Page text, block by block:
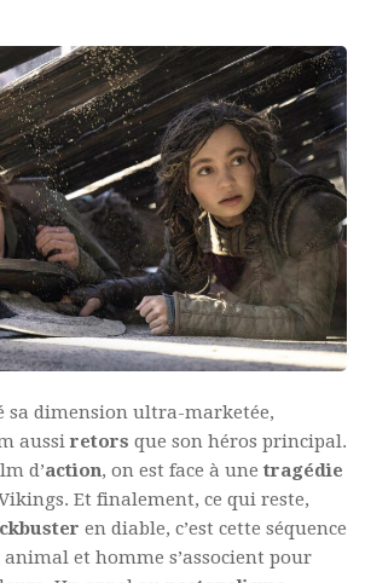
sa dimension ultra-marketée,
aussi retors que son héros principal.
d’action, on est face à une tragédie
Et finalement, ce qui reste,
en diable, c’est cette séquence
animal et homme s’associent pour